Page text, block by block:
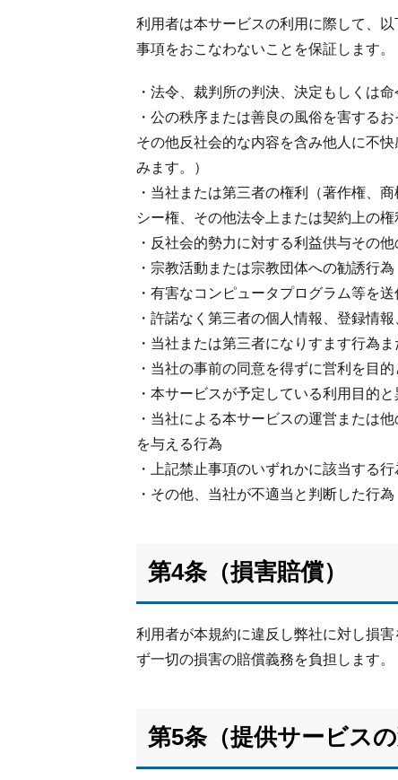
利用者は本サービスの利用に際して、
事項をおこなわないことを保証します。
・法令、裁判所の判決、決定もしくは
・公の秩序または善良の風俗を害する
その他反社会的な内容を含み他人に不
みます。）
・当社または第三者の権利（著作権、
シー権、その他法令上または契約上の
・反社会的勢力に対する利益供与その
・宗教活動または宗教団体への勧誘行為
・有害なコンピュータプログラム等を
・許諾なく第三者の個人情報、登録情
・当社または第三者になりすます行為
・当社の事前の同意を得ずに営利を目
・本サービスが予定している利用目的
・当社による本サービスの運営または
を与える行為
・上記禁止事項のいずれかに該当する
・その他、当社が不適当と判断した行為
第4条（損害賠償）
利用者が本規約に違反し弊社に対し損
ず一切の損害の賠償義務を負担します。
第5条（提供サービスの